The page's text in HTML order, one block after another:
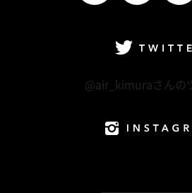
@air_kimuraさんの